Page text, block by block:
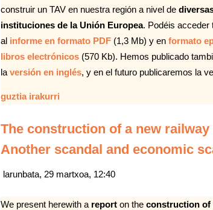
construir un TAV en nuestra región a nivel de
instituciones de la Unión Europea. Podéis acceder
al informe en formato PDF (1,3 Mb) y enformato
libros electrónicos (570 Kb). Hemos publicado
laversión en inglés, y en el futuro publicaremos la
guztia irakurri
The construction of a new
Another scandal and economic
larunbata, 29 martxoa, 12:40
We present herewith a report on theconstruction of